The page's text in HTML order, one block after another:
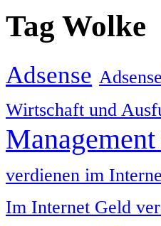
Tag Wolke
Adsense
Wirtschaft und
verdienen im
Im Internet Geld